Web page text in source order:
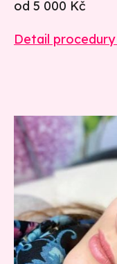
od 5 000 Kč
Detail